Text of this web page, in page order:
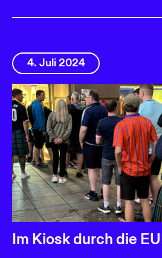
4. Juli 2024
Im Kiosk durch die